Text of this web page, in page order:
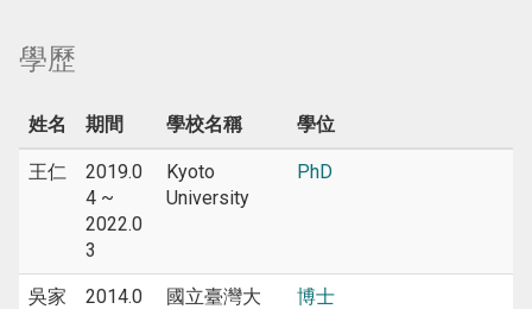
學歷
姓名 期間 學校名稱 學位
王仁
2019.0
4 ~
2022.0
3
Kyoto
University
PhD
吳家
2014.0
國立臺灣大
博士